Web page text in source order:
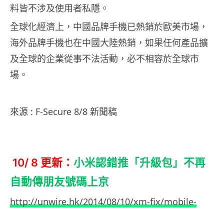
料皆不涉及使用者私隱。
全球化經濟上，中國品牌手機已熱銷於歐美市場，
海外品牌手機也在中國大陸熱銷，如果任何產品擴
及全球的企業從事不法活動，必不相容於全球市
場。
來源 : F-Secure 8/8 新聞稿
10/ 8 更新： 小米認錯推「升級包」不再
自動傳朋友號碼上京
http://unwire.hk/2014/08/10/xm-fix/mobile-